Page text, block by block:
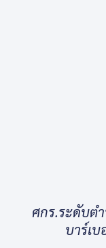
ศกร.ระดับต
บาร์เบ